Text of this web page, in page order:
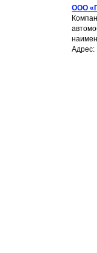
ООО
Адрес: